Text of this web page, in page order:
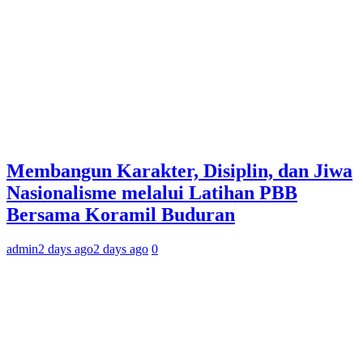
Membangun Karakter, Disiplin, dan Jiwa
Nasionalisme melalui Latihan PBB
Bersama Koramil Buduran
admin2 days ago2 days ago 0